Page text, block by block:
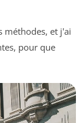
méthodes, et j'ai
pour que